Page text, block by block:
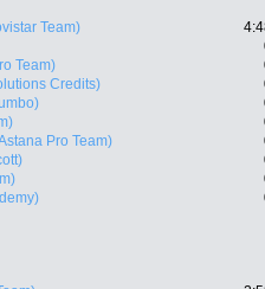
Team)
Team)
Credits)
Pro Team)